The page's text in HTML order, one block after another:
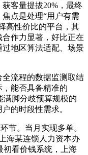
客量提拔20%，最终
点是处理“用户有需
高性价比的平台，其
作力显著，好比正在
地区算法适配、场景
流程的数据监测取结
能否具备精准的
满脚分歧预算规模的
的时段性需求。
。当月实现多单。
海某连锁人力资本办
初看价钱系统，上海